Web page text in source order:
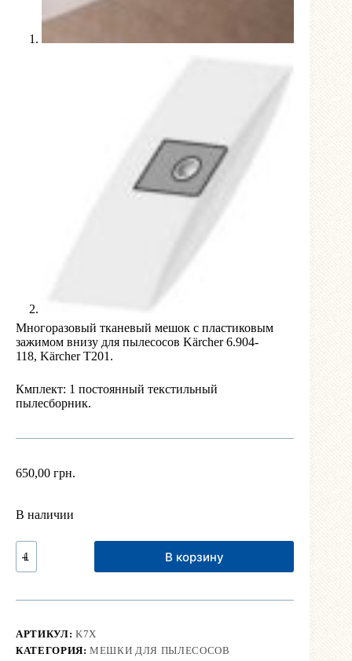
Многоразовый тканевый мешок с пластиковым
зажимом внизу для пылесосов Kärcher 6.904-
118, Kärcher T201.
Кмплект: 1 постоянный текстильный
пылесборник.
650,00 грн.
В наличии
Количество
Мешок
для
Kärcher
В корзину
АРТИКУЛ: K7X
КАТЕГОРИЯ:МЕШКИ ДЛЯ ПЫЛЕСОСОВ